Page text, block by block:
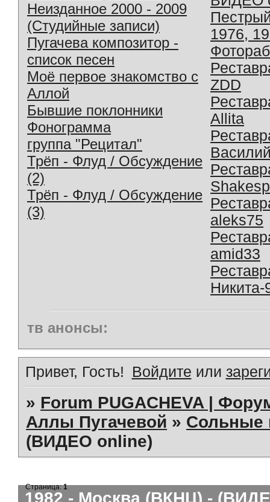
Неизданное 2000 - 2009
(Студийные записи)
Пугачева композитор -
список песен
Моё первое знакомство с
Аллой
Бывшие поклонники
Фонограмма
группа "Рецитал"
Трёп - Флуд / Обсуждение
(2)
Трёп - Флуд / Обсуждение
(3)
1976,
ZDD
Allita
aleks75
amid33
Никита-
тв анонсы:
Привет, Гость! Войдите или
» Forum PUGACHEVA |
Аллы Пугачевой » Сольные
(ВИДЕО online)
1982 - Москва (ВКНЦ) -
Страница:1